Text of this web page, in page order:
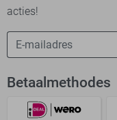
acties!
Betaalmethodes